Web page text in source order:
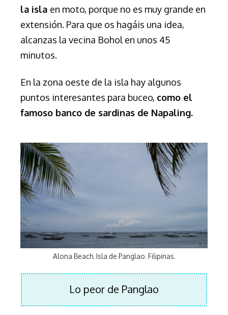
la isla en moto, porque no es muy grande en
extensión. Para que os hagáis una idea,
alcanzas la vecina Bohol en unos 45
minutos.
En la zona oeste de la isla hay algunos
puntos interesantes para buceo, como el
famoso banco de sardinas de Napaling.
Alona Beach. Isla de Panglao. Filipinas.
Lo peor de Panglao